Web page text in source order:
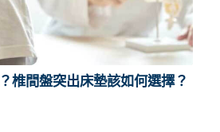
椎間盤突出床墊該如何選擇？